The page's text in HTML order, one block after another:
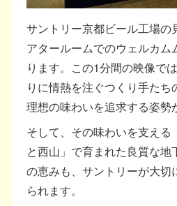
サントリー京都ビール工場の
アタールームでのウェルカム
ります。この1分間の映像で
りに情熱を注ぐつくり手たち
理想の味わいを追求する姿勢
そして、その味わいを支える
と西山」で育まれた良質な地
の恵みも、サントリーが大切
られます。